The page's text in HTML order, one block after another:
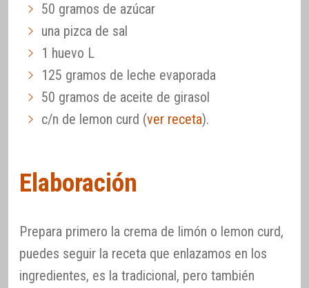
50 gramos de azúcar
una pizca de sal
1 huevo L
125 gramos de leche evaporada
50 gramos de aceite de girasol
c/n de lemon curd (ver receta).
Elaboración
Prepara primero la crema de limón o lemon curd,
puedes seguir la receta que enlazamos en los
ingredientes, es la tradicional, pero también